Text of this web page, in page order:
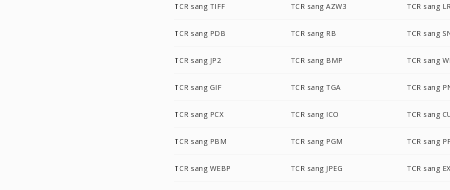
TCR sang TIFF TCR sang AZW3 TCR sang
TCR sang PDB TCR sang RB TCR sang
TCR sang JP2 TCR sang BMP TCR sang
TCR sang GIF TCR sang TGA TCR sang
TCR sang PCX TCR sang ICO TCR sang
TCR sang PBM TCR sang PGM TCR sang
TCR sang WEBP TCR sang JPEG TCR sang